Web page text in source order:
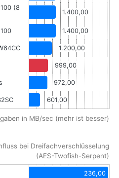
(8
1.400,00
1.400,00
1.200,00
999,00
972,00
601,00
in MB/sec (mehr ist besser)
bei Dreifachverschlüsselung
(AES-Twofish-Serpent)
236,00